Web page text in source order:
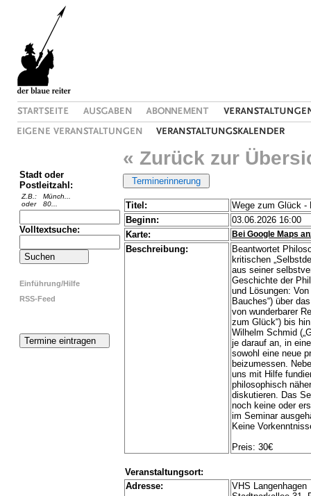
Stadt oder
Postleitzahl:
Z.B.:
oder
Münch...
80...
Volltextsuche:
Einführung/Hilfe
RSS-Feed
« Zurück zur
Titel:
Wege zum Glück -
Beginn:
03.06.2026 16:00
Karte:
Bei Google Maps
Beschreibung:
Beantwortet
kritischen
aus seiner
Geschichte der
und Lösungen:
Bauches“) über
von wunderbarer
zum Glück“) bis
Wilhelm Schmid
je darauf an, in
sowohl eine neue
beizumessen.
uns mit Hilfe
philosophisch
diskutieren. Das
noch keine oder
im Seminar
Keine
Preis: 30€
Veranstaltungsort:
Adresse:
VHS Langenhagen